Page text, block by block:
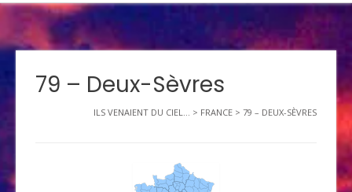
79 – Deux-Sèvres
ILS VENAIENT DU CIEL... > FRANCE > 79 – DEUX-SÈVRES